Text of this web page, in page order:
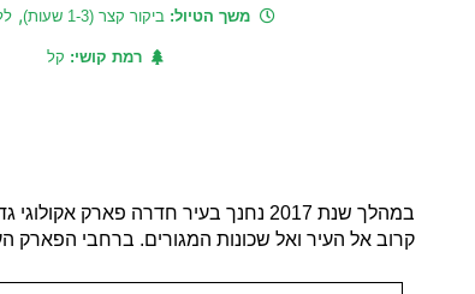
משך הטיול:ביקור קצר (1-3 שעות) ,
רמת קושי: קל
במהלך שנת 2017 נחנך בעיר חדרה
קרוב אל העיר ואל שכונות המגורים. ברחבי הפארק